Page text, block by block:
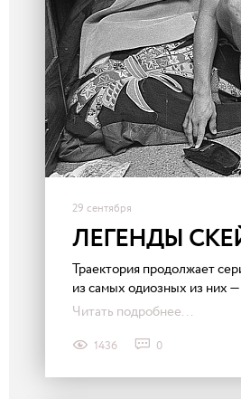
29 сентября
ЛЕГЕНДЫ
Траектория продолжает
из самых одиозных из них
Читать подробнее...
1436 0